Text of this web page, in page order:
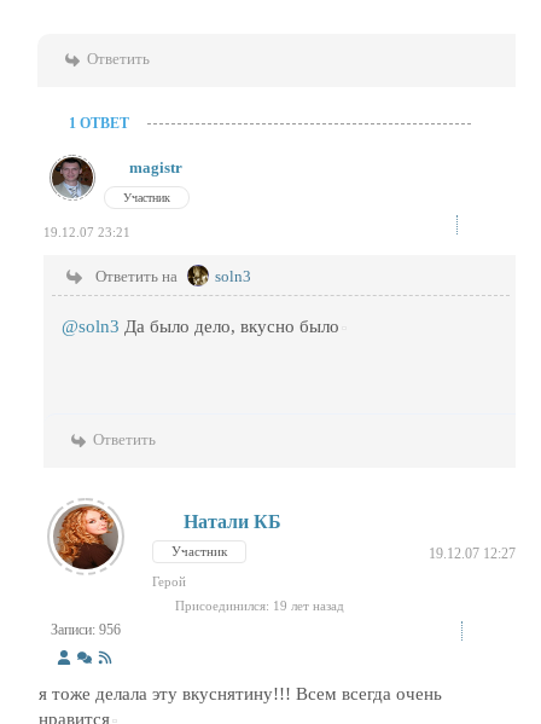
Ответить
1 ОТВЕТ
magistr
Участник
19.12.07 23:21
Ответить на soln3
@soln3 Да было дело, вкусно было
Ответить
Записи: 956
Натали КБ
Участник 19.12.07 12:27
Герой
Присоединился: 19 лет назад
я тоже делала эту вкуснятину!!! Всем всегда очень
нравится